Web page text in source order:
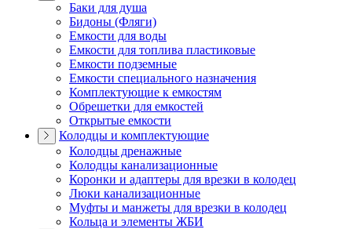
Баки для душа
Бидоны (Фляги)
Емкости для воды
Емкости для топлива пластиковые
Емкости подземные
Емкости специального назначения
Комплектующие к емкостям
Обрешетки для емкостей
Открытые емкости
Колодцы и комплектующие
Колодцы дренажные
Колодцы канализационные
Коронки и адаптеры для врезки в колодец
Люки канализационные
Муфты и манжеты для врезки в колодец
Кольца и элементы ЖБИ